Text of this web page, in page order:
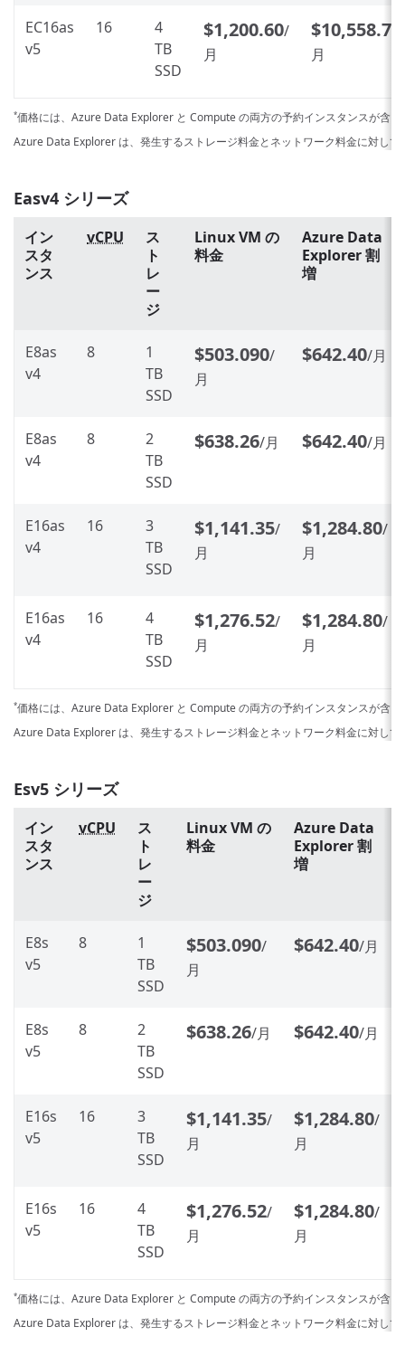
EC16as
v5
16
4
TB
SSD
$1,200.60/
月
月
*価格には、Azure Data Explorer と Compute の両方の予約インスタンスが含ま
Azure Data Explorer は、発生するストレージ料金とネットワーク料金に対して
Easv4 シリーズ
イン
スタ
ンス
vCPU
ス
ト
レ
ー
ジ
Linux VM の
料金
Azure Data
Explorer 割
増
E8as
v4
8
1
TB
SSD
$503.090/
月
$642.40/月
E8as
v4
8
2
TB
SSD
$638.26/月 $642.40/月
E16as
v4
16
3
TB
SSD
$1,141.35/
月
$1,284.80/
月
E16as
v4
16
4
TB
SSD
$1,276.52/
月
$1,284.80/
月
*価格には、Azure Data Explorer と Compute の両方の予約インスタンスが含ま
Azure Data Explorer は、発生するストレージ料金とネットワーク料金に対して
Esv5 シリーズ
イン
スタ
ンス
vCPU
ス
ト
レ
ー
ジ
Linux VM の
料金
Azure Data
Explorer 割
増
E8s
v5
8
1
TB
SSD
$503.090/
月
$642.40/月
E8s
v5
8
2
TB
SSD
$638.26/月 $642.40/月
E16s
v5
16
3
TB
SSD
$1,141.35/
月
$1,284.80/
月
E16s
v5
16
4
TB
SSD
$1,276.52/
月
$1,284.80/
月
*価格には、Azure Data Explorer と Compute の両方の予約インスタンスが含ま
Azure Data Explorer は、発生するストレージ料金とネットワーク料金に対して